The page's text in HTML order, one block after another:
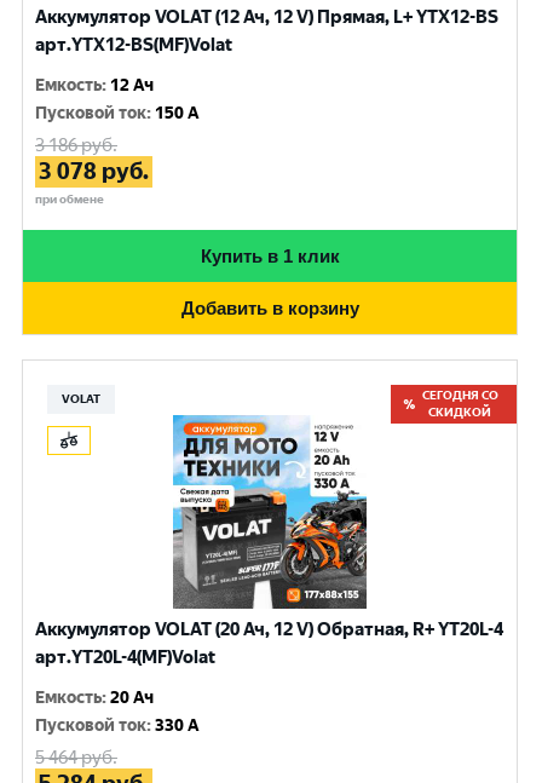
Аккумулятор VOLAT (12 Ач, 12 V) Прямая, L+ YTX12-BS
арт.YTX12-BS(MF)Volat
Емкость: 12 Ач
Пусковой ток: 150 A
3 186руб.
3 078 руб.
при обмене
Купить в 1 клик
Добавить в корзину
VOLAT
СЕГОДНЯ СО
СКИДКОЙ
Аккумулятор VOLAT (20 Ач, 12 V) Обратная, R+ YT20L-4
арт.YT20L-4(MF)Volat
Емкость:20 Ач
Пусковой ток:330 A
5 464руб.